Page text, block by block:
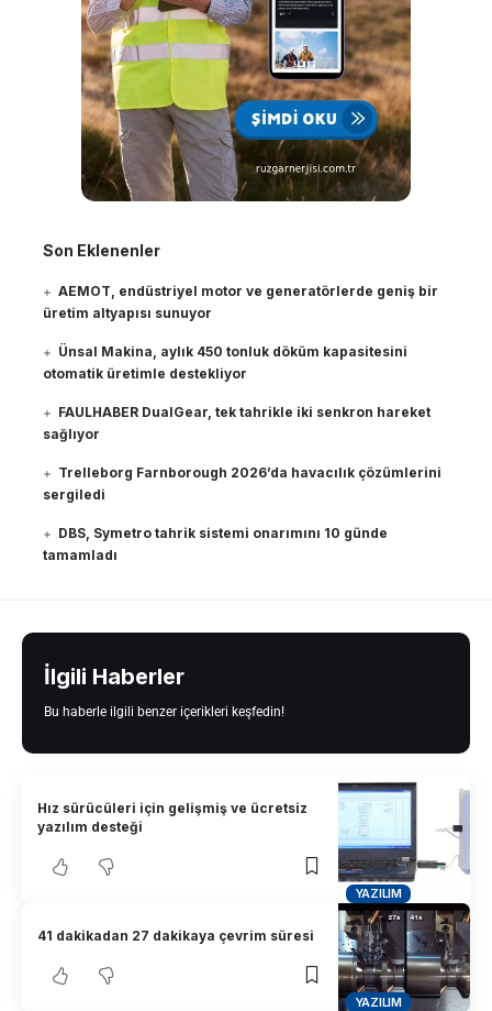
Son Eklenenler
AEMOT, endüstriyel motor ve generatörlerde geniş bir
üretim altyapısı sunuyor
Ünsal Makina, aylık 450 tonluk döküm kapasitesini
otomatik üretimle destekliyor
FAULHABER DualGear, tek tahrikle iki senkron hareket
sağlıyor
Trelleborg Farnborough 2026’da havacılık çözümlerini
sergiledi
DBS, Symetro tahrik sistemi onarımını 10 günde
tamamladı
İlgili Haberler
Bu haberle ilgili benzer içerikleri keşfedin!
YAZILIM
Hız sürücüleri için gelişmiş ve ücretsiz
yazılım desteği
YAZILIM
41 dakikadan 27 dakikaya çevrim süresi